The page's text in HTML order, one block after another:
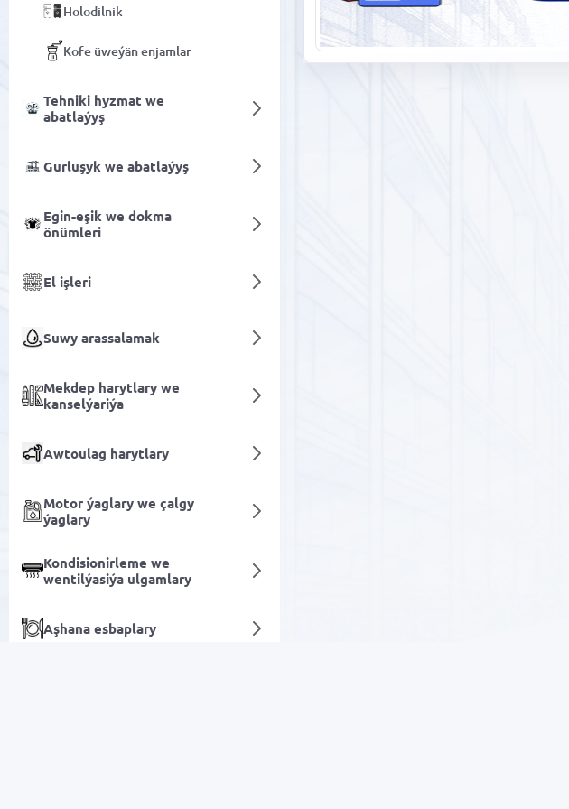
Holodilnik
Kofe üweýän enjamlar
Tehniki hyzmat we
abatlaýyş
Gurluşyk we abatlaýyş
Egin-eşik we dokma
önümleri
El işleri
Suwy arassalamak
Mekdep harytlary we
kanselýariýa
Awtoulag harytlary
Motor ýaglary we çalgy
ýaglary
Kondisionirleme we
wentilýasiýa ulgamlary
Aşhana esbaplary